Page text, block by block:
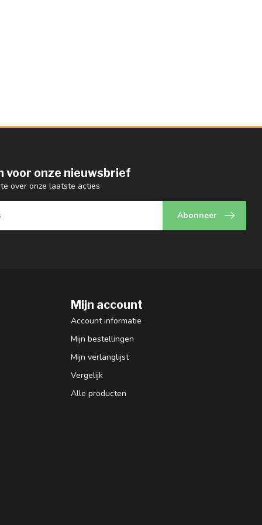
voor onze nieuwsbrief
over onze laatste acties
Abonneer
Mijn account
Account informatie
Mijn bestellingen
Mijn verlanglijst
Vergelijk
Alle producten